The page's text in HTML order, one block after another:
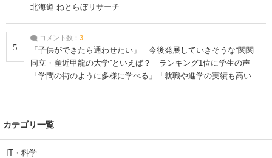
北海道 ねとらぼリサーチ
5
コメント数： 3
「子供ができたら通わせたい」 今後発展していきそうな“関関
同立・産近甲龍の大学”といえば？ ランキング1位に学生の声
「学問の街のように多様に学べる」「就職や進学の実績も高い」
| 大学 ねとらぼリサーチ
カテゴリ一覧
IT・科学